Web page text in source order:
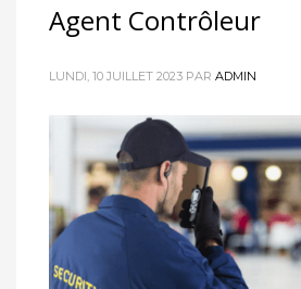
Agent Contrôleur
LUNDI, 10 JUILLET 2023 PAR ADMIN